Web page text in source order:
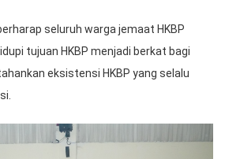
seluruh warga jemaat HKBP
tujuan HKBP menjadi berkat bagi
eksistensi HKBP yang selalu